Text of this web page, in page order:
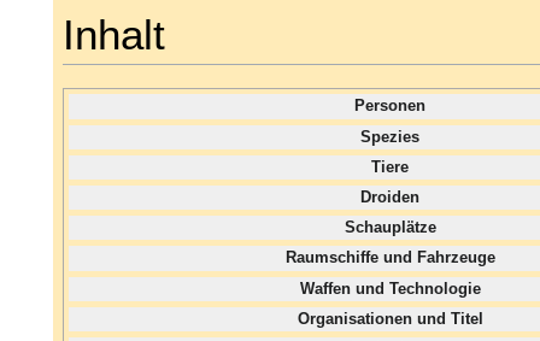
Inhalt
Personen
Spezies
Tiere
Droiden
Schauplätze
Raumschiffe und Fahrzeuge
Waffen und Technologie
Organisationen und Titel